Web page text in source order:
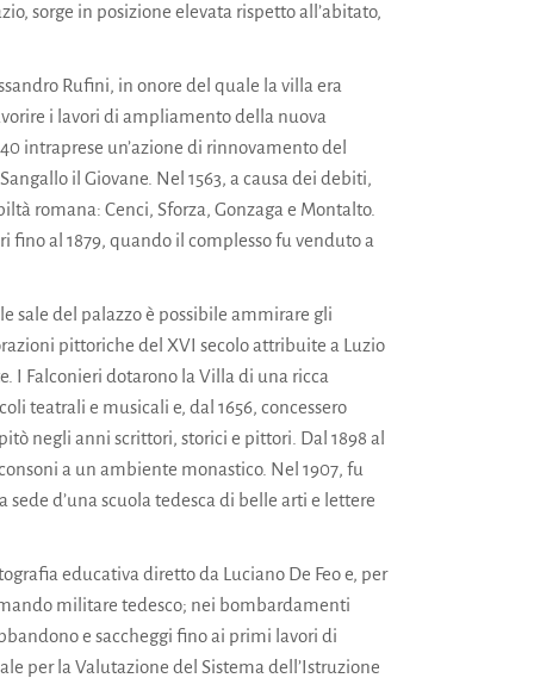
sorge in posizione elevata rispetto all’abitato,
Rufini, in onore del quale la villa era
i lavori di ampliamento della nuova
intraprese un’azione di rinnovamento del
il Giovane. Nel 1563, a causa dei debiti,
romana: Cenci, Sforza, Gonzaga e Montalto.
al 1879, quando il complesso fu venduto a
sale del palazzo è possibile ammirare gli
pittoriche del XVI secolo attribuite a Luzio
I Falconieri dotarono la Villa di una ricca
teatrali e musicali e, dal 1656, concessero
negli anni scrittori, storici e pittori. Dal 1898 al
a un ambiente monastico. Nel 1907, fu
d’una scuola tedesca di belle arti e lettere
educativa diretto da Luciano De Feo e, per
militare tedesco; nei bombardamenti
e saccheggi fino ai primi lavori di
per la Valutazione del Sistema dell’Istruzione